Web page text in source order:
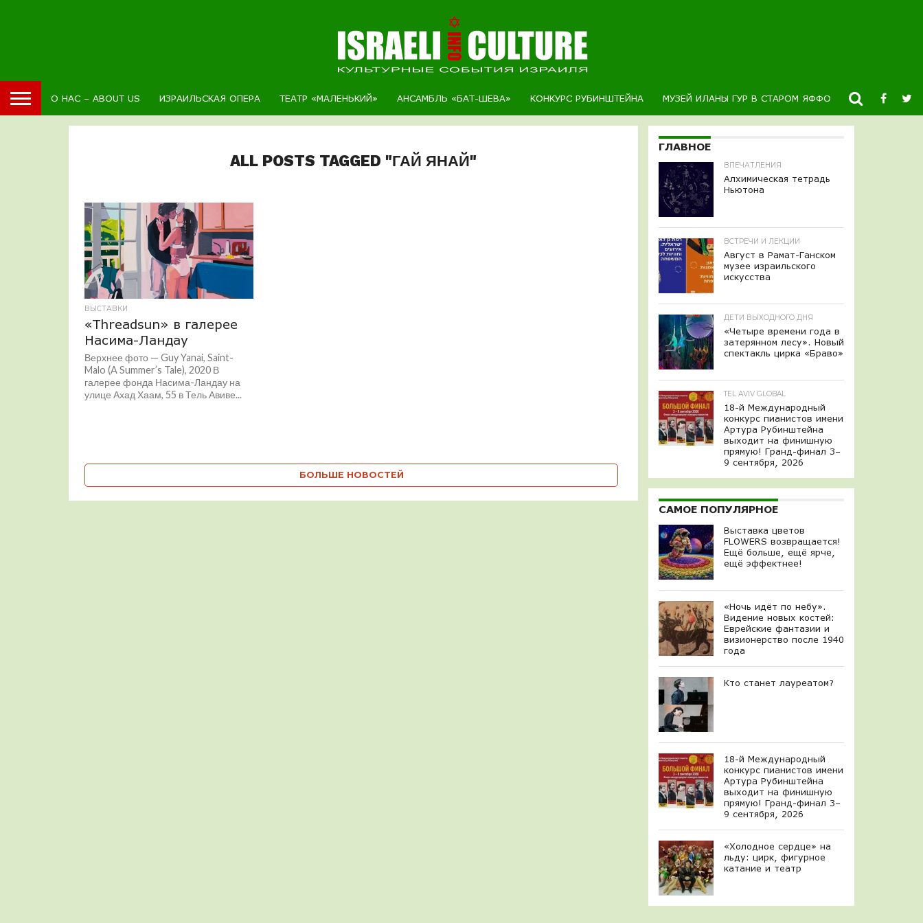
О НАС – ABOUT US ИЗРАИЛЬСКАЯ ОПЕРА ТЕАТР «МАЛЕНЬКИЙ» АНСАМБЛЬ «БАТ-ШЕВА» КОНКУРС РУБИНШТЕЙНА МУЗЕЙ ИЛАНЫ ГУР В СТАРОМ ЯФФО НОВОСТИ
ALL POSTS TAGGED "ГАЙ ЯНАЙ"
ВЫСТАВКИ
«Threadsun» в галерее
Насима-Ландау
Верхнее фото — Guy Yanai, Saint-
Malo (A Summer’s Tale), 2020 В
галерее фонда Насима-Ландау на
улице Ахад Хаам, 55 в Тель Авиве...
БОЛЬШЕ НОВОСТЕЙ
ГЛАВНОЕ
ВПЕЧАТЛЕНИЯ
Алхимическая тетрадь
Ньютона
ВСТРЕЧИ И ЛЕКЦИИ
Август в Рамат-Ганском
музее израильского
искусства
ДЕТИ ВЫХОДНОГО ДНЯ
«Четыре времени года в
затерянном лесу». Новый
спектакль цирка «Браво»
TEL AVIV GLOBAL
18-й Международный
конкурс пианистов имени
Артура Рубинштейна
выходит на финишную
прямую! Гранд-финал 3–
9 сентября, 2026
САМОЕ ПОПУЛЯРНОЕ
Выставка цветов
FLOWERS возвращается!
Ещё больше, ещё ярче,
ещё эффектнее!
«Ночь идёт по небу».
Видение новых костей:
Еврейские фантазии и
визионерство после 1940
года
Кто станет лауреатом?
18-й Международный
конкурс пианистов имени
Артура Рубинштейна
выходит на финишную
прямую! Гранд-финал 3–
9 сентября, 2026
«Холодное сердце» на
льду: цирк, фигурное
катание и театр